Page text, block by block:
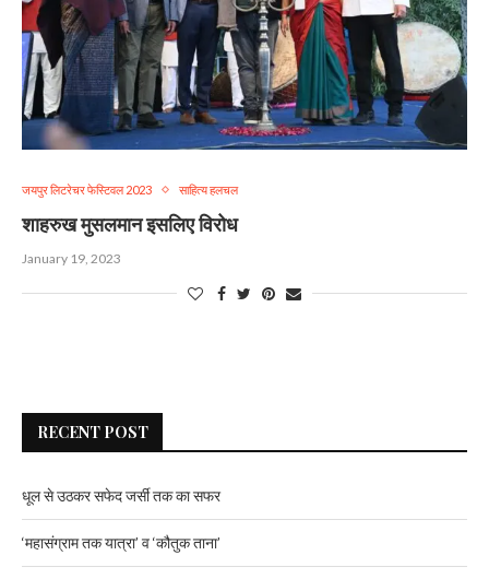
जयपुर लिटरेचर फेस्टिवल 2023 साहित्य हलचल
शाहरुख मुसलमान इसलिए विरोध
January 19, 2023
RECENT POST
धूल से उठकर सफेद जर्सी तक का सफर
‘महासंग्राम तक यात्रा’ व ‘कौतुक ताना’